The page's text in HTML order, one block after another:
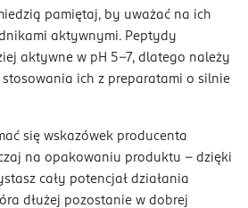
pamiętaj, by uważać na ich
aktywnymi. Peptydy
aktywne w pH 5-7, dlatego należy
ich z preparatami o silnie
się wskazówek producenta
na opakowaniu produktu – dzięki
cały potencjał działania
dłużej pozostanie w dobrej